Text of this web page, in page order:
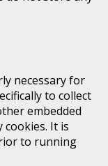
necessary for
to collect
embedded
cookies. It is
to running